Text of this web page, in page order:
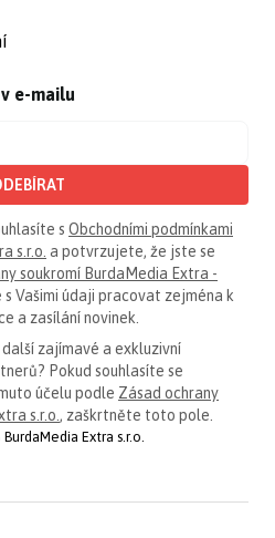
e-mailu
s Obchodními podmínkami
s.r.o. a potvrzujete, že jste se
soukromí BurdaMedia Extra -
s Vašimi údaji pracovat zejména k
a zasílání novinek.
zajímavé a exkluzivní
Pokud souhlasíte se
účelu podle Zásad ochrany
s.r.o., zaškrtněte toto pole.
Extra s.r.o.